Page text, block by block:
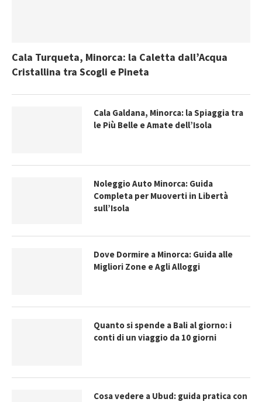
Cala Turqueta, Minorca: la Caletta dall’Acqua
Cristallina tra Scogli e Pineta
Cala Galdana, Minorca: la Spiaggia tra
le Più Belle e Amate dell’Isola
Noleggio Auto Minorca: Guida
Completa per Muoverti in Libertà
sull’Isola
Dove Dormire a Minorca: Guida alle
Migliori Zone e Agli Alloggi
Quanto si spende a Bali al giorno: i
conti di un viaggio da 10 giorni
Cosa vedere a Ubud: guida pratica con